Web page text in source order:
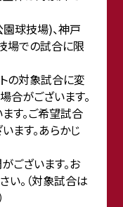
球技場)、神戸
場での試合に限
の対象試合に変
合がございます。
す。ご希望試合
ます。あらかじ
ございます。お
い。（対象試合は